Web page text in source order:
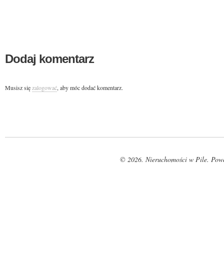
Dodaj komentarz
Musisz sięzalogować, aby móc dodać komentarz.
© 2026. Nieruchomości w Pile.